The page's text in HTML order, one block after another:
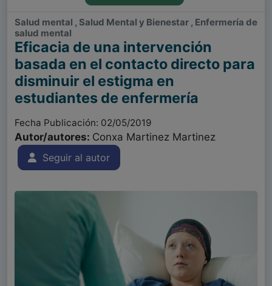
Salud mental , Salud Mental y Bienestar , Enfermería de
salud mental
Eficacia de una intervención
basada en el contacto directo para
disminuir el estigma en
estudiantes de enfermería
Fecha Publicación: 02/05/2019
Autor/autores: Conxa Martinez Martinez
Seguir al autor